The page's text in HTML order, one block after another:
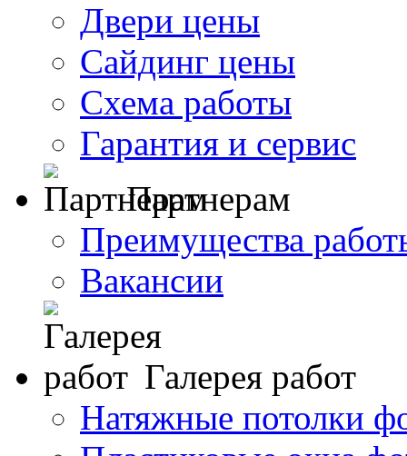
Двери цены
Сайдинг цены
Схема работы
Гарантия и сервис
Партнерам
Преимущества
Вакансии
Галерея работ
Натяжные потолки